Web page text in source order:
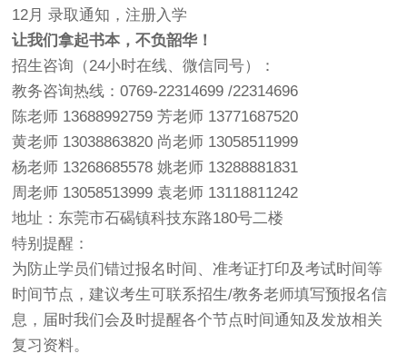
12月 录取通知，注册入学
让我们拿起书本，不负韶华！
招生咨询（24小时在线、微信同号）：
教务咨询热线：0769-22314699 /22314696
陈老师 13688992759 芳老师 13771687520
黄老师 13038863820 尚老师 13058511999
杨老师 13268685578 姚老师 13288881831
周老师 13058513999 袁老师 13118811242
地址：东莞市石碣镇科技东路180号二楼
特别提醒：
为防止学员们错过报名时间、准考证打印及考试时间等
时间节点，建议考生可联系招生/教务老师填写预报名信
息，届时我们会及时提醒各个节点时间通知及发放相关
复习资料。